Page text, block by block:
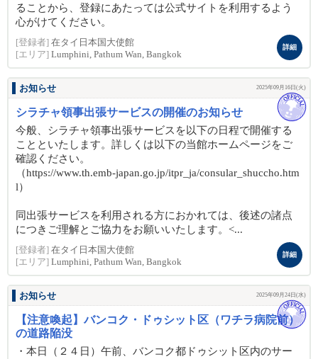
ることから、登録にあたっては公式サイトを利用するよう
心がけてください。
[登録者] 在タイ日本国大使館
[エリア] Lumphini, Pathum Wan, Bangkok
詳細
お知らせ 2025年09月16日(火)
シラチャ領事出張サービスの開催のお知らせ
今般、シラチャ領事出張サービスを以下の日程で開催する
ことといたします。詳しくは以下の当館ホームページをご
確認ください。
（https://www.th.emb-japan.go.jp/itpr_ja/consular_shuccho.htm
l）
同出張サービスを利用される方におかれては、後述の諸点
につきご理解とご協力をお願いいたします。<...
[登録者] 在タイ日本国大使館
[エリア] Lumphini, Pathum Wan, Bangkok
詳細
お知らせ 2025年09月24日(水)
【注意喚起】バンコク・ドゥシット区（ワチラ病院前）
の道路陥没
・本日（２４日）午前、バンコク都ドゥシット区内のサー